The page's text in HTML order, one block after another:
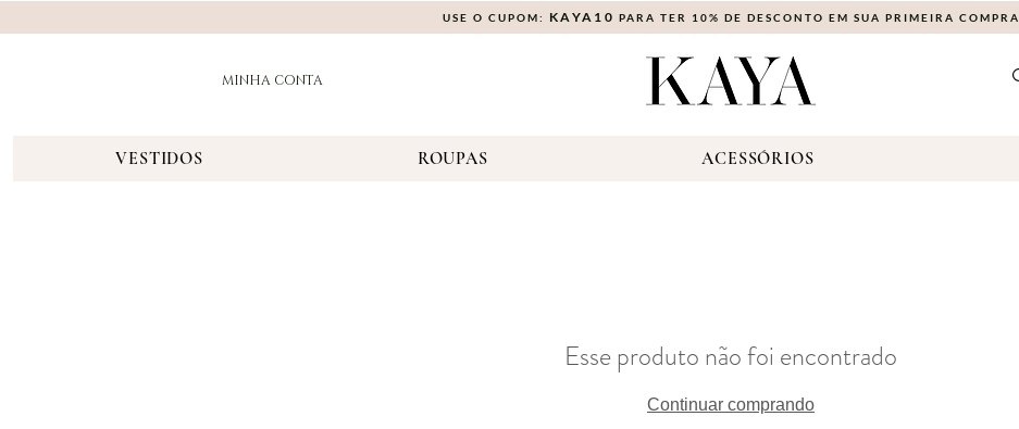
USE O CUPOM: KAYA10 PARA TER 10% DE DESCONTO EM SUA PRIMEIRA COMPRA
MINHA CONTA
VESTIDOS ROUPAS ACESSÓRIOS
Esse produto não foi encontrado
Continuar comprando